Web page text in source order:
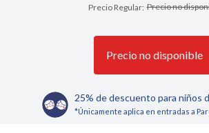
Precio Regular:Precio no
Precio no disponible
25% de descuento para niños
*Únicamente aplica en entradas a